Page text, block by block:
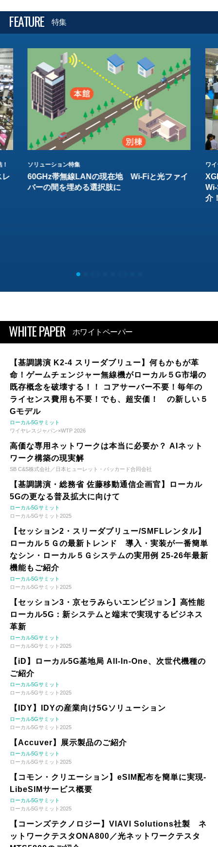
FEATURE 特集
レ
ソリューション特集
60GHz帯無線LANの現在地 Wi-Fiと光ファイ
バーの間を埋める選択肢に
ワ
介
WHITE PAPER ホワイトペーパー
【基調講演 K2-4 スリーダブリュー】何もかもが革
命！ゲームチェンジャー無線機がローカル５G市場の
既存概念を破壊する！！ コアサーバー不要！毎年の
ライセンス費用も不要！でも、超安価！ の新しい５
Gモデル
ローカル5Gサミット
ワイヤレスジャパン×WTP 2026
高価な専用ネットワークは本当に必要か？ AIネット
ワーク構築の現実解
SB C&S株式会社／日本ヒューレット・パッカード合同会社
【基調講演・総務省 佐藤移動通信企画官】ローカル
5Gの更なる普及拡大に向けて
ローカル5Gサミット
ローカル5Gサミット2025
【セッション2・スリーダブリュー/SMFLレンタル】
ローカル５Ｇの最新トレンド 導入・実装が一番簡単
なシン・ローカル５Ｇシステムの実用例 25-26年最新
機能もご紹介
ローカル5Gサミット
ローカル5Gサミット2025
【セッション3・京セラみらいエンビジョン】高性能
ローカル5G：新システムと端末で実現するビジネス
革新
ローカル5Gサミット
ローカル5Gサミット2025
【iD】ローカル5G基地局 All-In-One、次世代機種の
ご紹介
ローカル5Gサミット
ローカル5Gサミット2025
【IDY】IDYの産業向け5Gソリューション
ローカル5Gサミット
ローカル5Gサミット2025
【Accuver】展示製品のご紹介
ローカル5Gサミット
ローカル5Gサミット2025
【コモン・クリエーション】eSIM配布を簡単に実現-
LibeSIMサービス概要
ローカル5Gサミット
ローカル5Gサミット2025
【コーンズテクノロジー】VIAVI Solutions社製 ネ
ットワークテスタONA800／光ネットワークテスタ